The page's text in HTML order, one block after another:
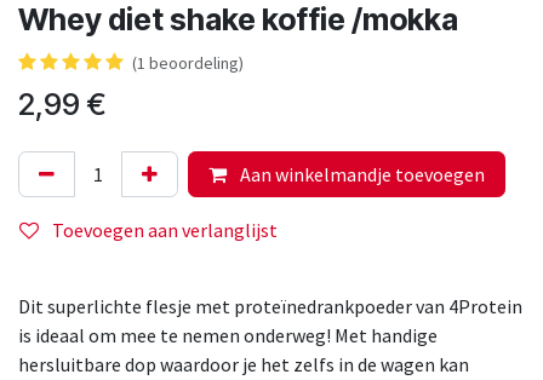
Whey diet shake koffie /mokka
(1 beoordeling)
2,99 €
Aan winkelmandje toevoegen
Toevoegen aan verlanglijst
Dit superlichte flesje met proteïnedrankpoeder van 4Protein
is ideaal om mee te nemen onderweg! Met handige
hersluitbare dop waardoor je het zelfs in de wagen kan